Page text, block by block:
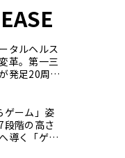
タルヘルス
革。第一三
発足20周年
開発・新カ
ドを社員の
り返る特別
ゲーム」姿
段階の高さ
導く「ゲー
ロー」発売